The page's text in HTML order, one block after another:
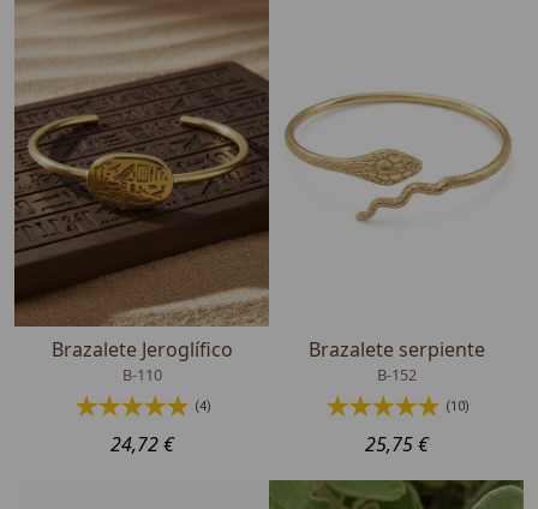
Brazalete Jeroglífico
B-110
(4)
24,72 €
Brazalete serpiente
B-152
(10)
25,75 €